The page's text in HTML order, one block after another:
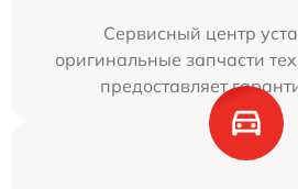
Сервисный центр
оригинальные запчасти
предоставляет